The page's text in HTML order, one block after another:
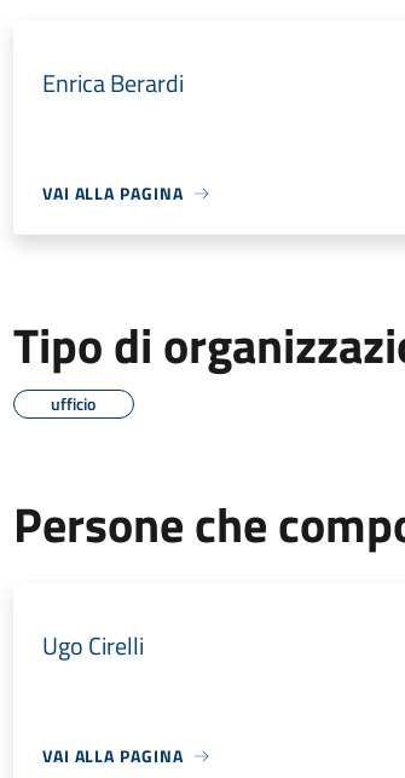
Enrica Berardi
VAI ALLA PAGINA
Tipo di
ufficio
Persone che
Ugo Cirelli
VAI ALLA PAGINA